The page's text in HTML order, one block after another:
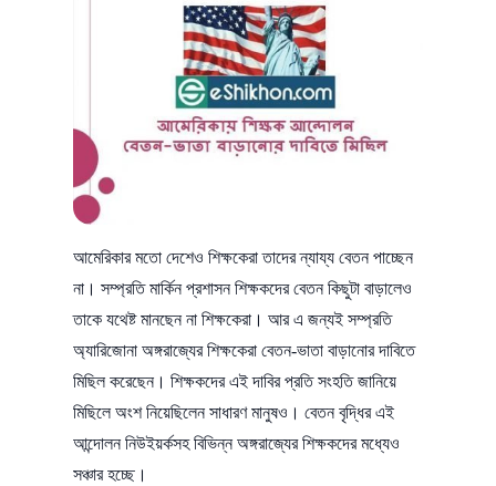
আমেরিকার মতো দেশেও শিক্ষকেরা তাদের ন্যায্য বেতন পাচ্ছেন
না। সম্প্রতি মার্কিন প্রশাসন শিক্ষকদের বেতন কিছুটা বাড়ালেও
তাকে যথেষ্ট মানছেন না শিক্ষকেরা। আর এ জন্যই সম্প্রতি
অ্যারিজোনা অঙ্গরাজ্যের শিক্ষকেরা বেতন-ভাতা বাড়ানোর দাবিতে
মিছিল করেছেন। শিক্ষকদের এই দাবির প্রতি সংহতি জানিয়ে
মিছিলে অংশ নিয়েছিলেন সাধারণ মানুষও। বেতন বৃদ্ধির এই
আন্দোলন নিউইয়র্কসহ বিভিন্ন অঙ্গরাজ্যের শিক্ষকদের মধ্যেও
সঞ্চার হচ্ছে।